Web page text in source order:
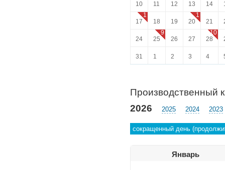
10 11 12 13 14
17
1
18
19 20
1
21
24 25
9
26
27 28
10
31 1 2 3 4
Производственный
2026
2025 2024 2023
сокращенный день
Январь